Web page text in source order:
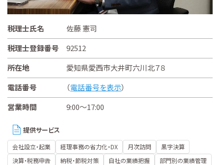
税理士氏名
佐藤 憲司
税理士登録番号
92512
所在地
愛知県愛西市大井町六川北７８
電話番号
（電話番号を表示）
営業時間
9:00～17:00
提供サービス
会社設立・起業 経理事務の省力化・DX 月次訪問
黒字決算
決算・税務申告
納税・節税対策 自社の業績把握
部門別の業績管理